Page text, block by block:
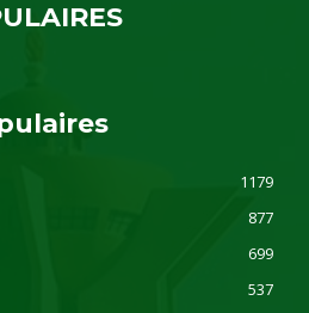
1179
877
699
537